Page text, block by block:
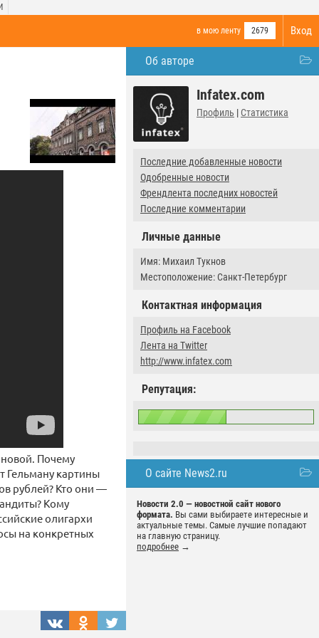
Вход
в мою ленту 2679
Об авторе
Infatex.com
Профиль | Статистика
Последние добавленные новости
Одобренные новости
Френдлента последних новостей
Последние комментарии
Личные данные
Имя: Михаил Тукнов
Местоположение: Санкт-Петербург
Контактная информация
Профиль на Facebook
Лента на Twitter
http://www.infatex.com
Репутация:
О сайте News2.ru
Новости 2.0 — новостной сайт нового
формата. Вы сами выбираете интересные и
актуальные темы. Самые лучшие попадают
на главную страницу.
подробнее →
Почему
Гельману картины
рублей? Кто они —
Кому
олигархи
на конкретных